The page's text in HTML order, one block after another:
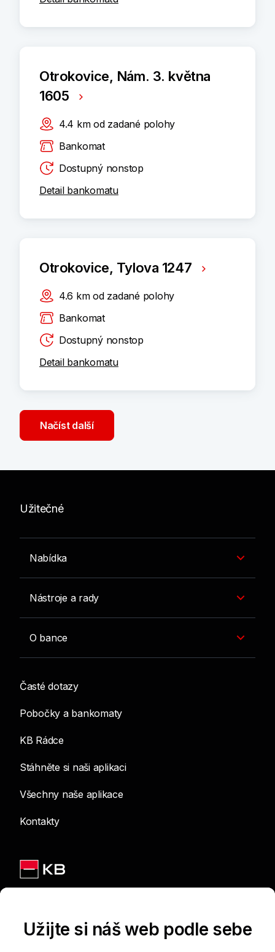
Otrokovice, Nám. 3. května
1605
4.4 km od zadané polohy
Bankomat
Dostupný nonstop
Detail bankomatu
Otrokovice, Tylova 1247
4.6 km od zadané polohy
Bankomat
Dostupný nonstop
Detail bankomatu
Načíst další
Užitečné
Nabídka
Nástroje a rady
O bance
Časté dotazy
Pobočky a bankomaty
KB Rádce
Stáhněte si naši aplikaci
Všechny naše aplikace
Kontakty
Užijte si náš web podle sebe